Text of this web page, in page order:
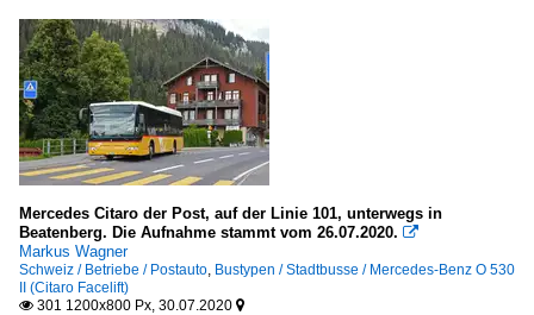
Mercedes Citaro der Post, auf der Linie 101, unterwegs in
Beatenberg. Die Aufnahme stammt vom 26.07.2020. 
Markus Wagner
Schweiz / Betriebe / Postauto Bustypen / Stadtbusse / Mercedes-Benz O 530
II (Citaro Facelift)
 301 1200x800 Px, 30.07.2020 